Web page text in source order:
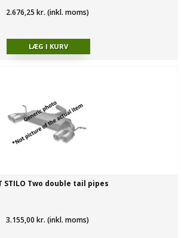
2.676,25 kr. (inkl. moms)
STILO Two double tail pipes
3.155,00 kr. (inkl. moms)